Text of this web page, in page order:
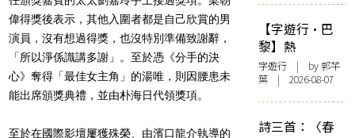
偉得獎後表示，其他入圍者都是自己欣賞的男
演員，沒有想過得獎，也沒特別準備致謝辭，
「所以淨係識講多謝」。至於憑《分手的決
心》奪得「最佳女主角」的湯唯，則因腰患未
能出席頒獎典禮，並由朴海日代領獎項。
至於在國際影壇屢獲殊榮、由濱口龍介執導的
【字遊行·巴
黎】熱
字遊行 | by 郭芊
葉 | 2026-08-07
詩三首：〈春